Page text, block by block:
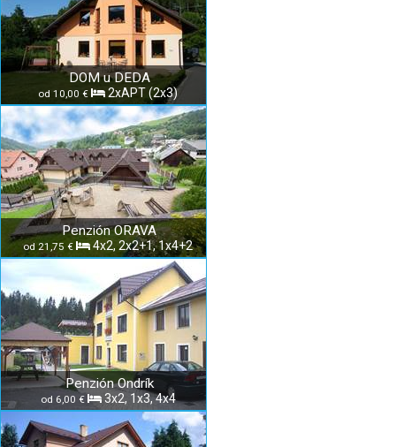
DOM u DEDA
od 10,00 € 2xAPT (2x3)
Penzión ORAVA
od 21,75 € 4x2, 2x2+1, 1x4+2
Penzión Ondrík
od 6,00 € 3x2, 1x3, 4x4